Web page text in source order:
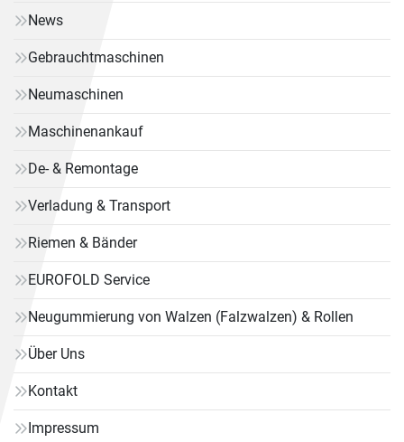
News
Gebrauchtmaschinen
Neumaschinen
Maschinenankauf
De- & Remontage
Verladung & Transport
Riemen & Bänder
EUROFOLD Service
Neugummierung von Walzen (Falzwalzen) & Rollen
Über Uns
Kontakt
Impressum